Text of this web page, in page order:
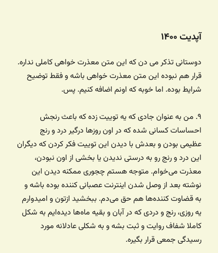
آپدیت ۱۴۰۰
دوستانی تذکر می دن که این متن معذرت خواهی کاملی نداره.
قرار هم نبوده این متن معذرت خواهی باشه و فقط توضیح
شرایط بوده. اما خوبه که اونم اضافه کنیم. پس.
۹. من به عنوان جادی که یه توییت زده که باعث رنجش
احساسات کسانی شده که در اون روزها درگیر درد و رنج
عظیمی بودن و بعدش با دیدن این توییت فکر کردن که دیگران
این درد و رنج رو به درستی ندیدن یا بخشی از اون نبودن،
معذرت می‌خوام. متوجه هستم چجوری ممکنه دیدن این
نوشته بعد از وصل شدن اینترنت عصبانی کننده بوده باشه و
به قضاوت کننده‌ها هم حق می‌دم. ببخشید ازتون و امیدوارم
یه روزی، رنج و دردی که در آبان و بقیه ما‌ه‌ها دیده‌ایم به شکل
کاملا شفاف روایت و ثبت بشه و به شکلی عادلانه مورد
رسیدگی جمعی قرار بگیره.